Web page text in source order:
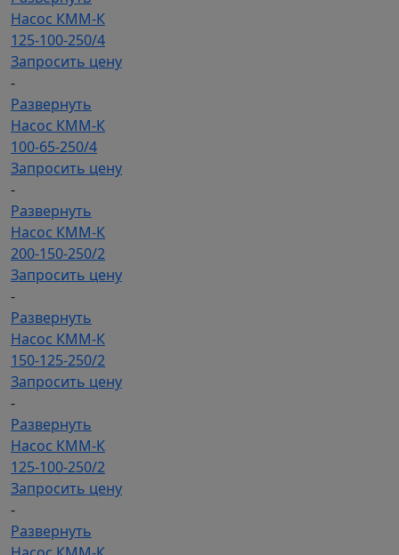
Насос КММ-К
125-100-250/4
Запросить цену
-
Развернуть
Насос КММ-К
100-65-250/4
Запросить цену
-
Развернуть
Насос КММ-К
200-150-250/2
Запросить цену
-
Развернуть
Насос КММ-К
150-125-250/2
Запросить цену
-
Развернуть
Насос КММ-К
125-100-250/2
Запросить цену
-
Развернуть